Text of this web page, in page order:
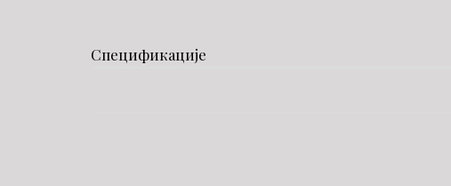
Спецификације